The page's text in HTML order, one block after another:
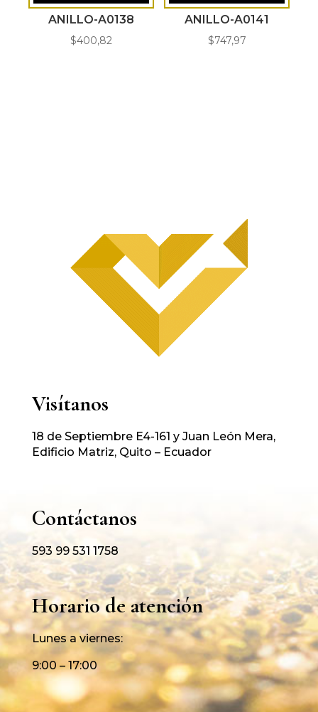
ANILLO-A0138
$400,82
ANILLO-A0141
$747,97
Visítanos
18 de Septiembre E4-161 y Juan León Mera,
Edificio Matriz, Quito – Ecuador
Contáctanos
593 99 531 1758
Horario de atención
Lunes a viernes:
9:00 – 17:00